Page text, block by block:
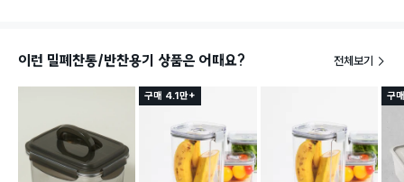
이런 밀폐찬통/반찬용기 상품은 어때요? 전체보기
구매 4.1만+ 구